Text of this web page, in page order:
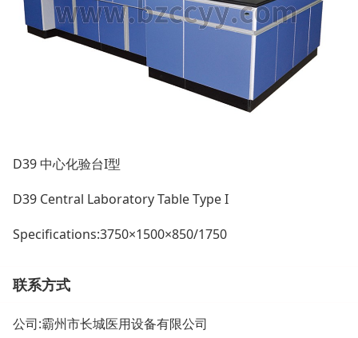
D39 中心化验台I型
D39 Central Laboratory Table Type I
Specifications:3750×1500×850/1750
联系方式
公司:霸州市长城医用设备有限公司